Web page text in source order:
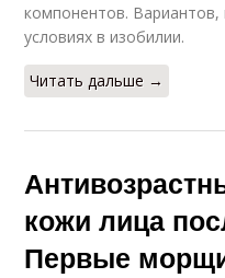
компонентов. Вариантов,
условиях в изобилии.
Читать дальше →
кожи лица
Первые